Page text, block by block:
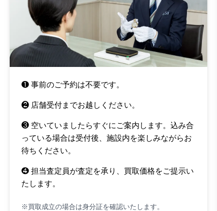
❶ 事前のご予約は不要です。
❷ 店舗受付までお越しください。
❸ 空いていましたらすぐにご案内します。込み合
っている場合は受付後、施設内を楽しみながらお
待ちください。
❹ 担当査定員が査定を承り、買取価格をご提示い
たします。
※買取成立の場合は身分証を確認いたします。